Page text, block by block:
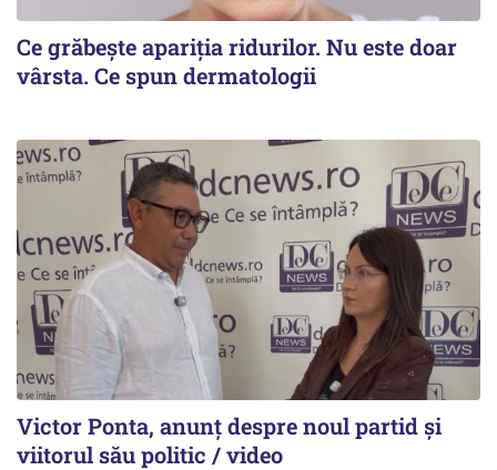
Ce grăbește apariția ridurilor. Nu este doar
vârsta. Ce spun dermatologii
Victor Ponta, anunț despre noul partid și
viitorul său politic / video